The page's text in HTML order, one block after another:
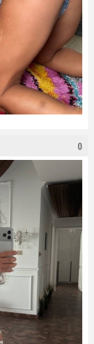
0